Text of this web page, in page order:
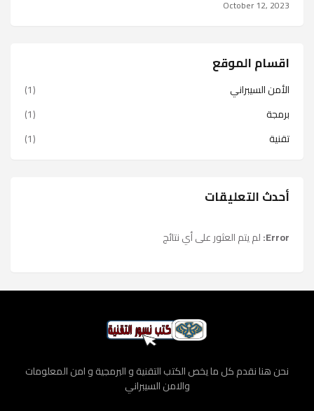
October 12, 2023
اقسام الموقع
الأمن السيبراني
(1)
برمجة
(1)
تقنية
(1)
أحدث التعليقات
Error: لم يتم العثور على أي نتائج
نحن هنا نقدم كل ما يخص الكتب التقنية و البرمجية و امن المعلومات
والامن السيبراني